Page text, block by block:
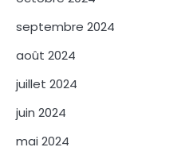
septembre 2024
août 2024
juillet 2024
juin 2024
mai 2024